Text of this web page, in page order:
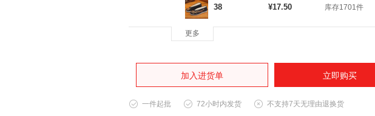
38 ¥17.50 库存1701件
更多
加入进货单 立即购买
一件起批 72小时内发货 不支持7天无理由退换货